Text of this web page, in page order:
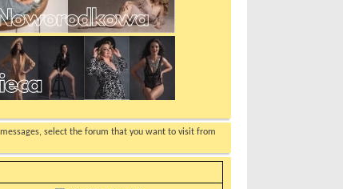
select the forum that you want to visit from